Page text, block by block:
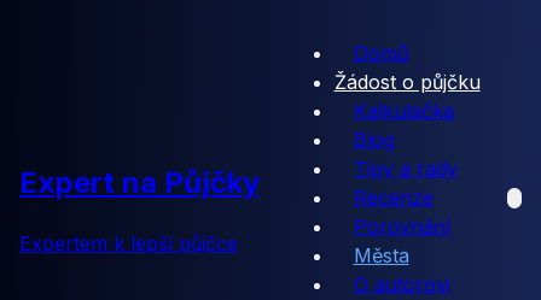
Expert na Půjčky
Expertem k lepší půjčce
Domů
Žádost o půjčku
Kalkulačka
Blog
Tipy a rady
Recenze
Porovnání
Města
O autorovi